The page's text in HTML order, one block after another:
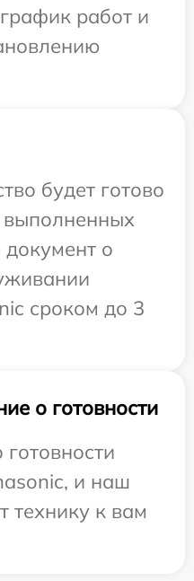
работ и
будет готово
выполненных
о
сроком до 3
о готовности
и наш
технику к вам